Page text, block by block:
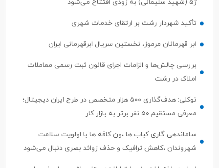
تأکید شهردار رشت بر ارتقای خدمات شهری
ابر قهرمانان مرموز، نخستین سریال ابرقهرمانی ایران
بررسی چالش‌ها و الزامات اجرای قانون ثبت رسمی معاملات
معرفی مستقیم ۵۰ نفر برتر به بازار کار
ساماندهی گاری کباب ها ،ون کافه ها با اولویت سلامت
شهروندان ،کاهش ترافیک و حذف زوائد بصری دنبال می‌شود
ابهام در اختیارات وزیر ارتباطات؛ ستار هاشمی پاسخی برای